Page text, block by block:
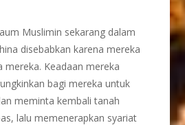
Muslimin sekarang dalam
disebabkan karena mereka
mereka. Keadaan mereka
bagi mereka untuk
meminta kembali tanah
lalu memenerapkan syariat